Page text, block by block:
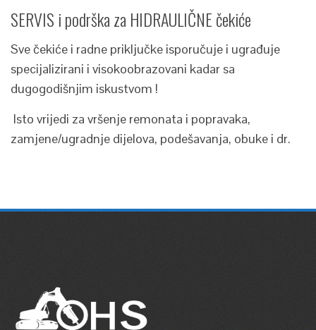
SERVIS i podrška za HIDRAULIČNE čekiće
Sve čekiće i radne priključke isporučuje i ugrađuje
specijalizirani i visokoobrazovani kadar sa
dugogodišnjim iskustvom !
Isto vrijedi za vršenje remonata i popravaka,
zamjene/ugradnje dijelova, podešavanja, obuke i dr.